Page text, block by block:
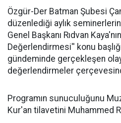
​Özgür-Der Batman Şubesi
düzenlediği aylık
Genel Başkanı Rıdvan
Değerlendirmesi'' konu
gündeminde gerçekleşen
değerlendirmeler
Programın sunuculuğunu
Kur'an tilavetini Muhammed